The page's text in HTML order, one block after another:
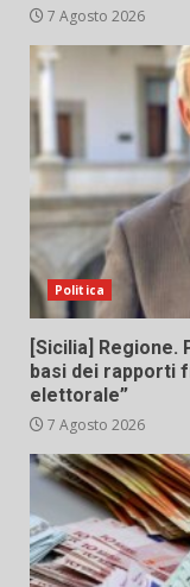
7 Agosto 2026
Politica
[Sicilia] Regione.
basi dei rapporti
elettorale”
7 Agosto 2026